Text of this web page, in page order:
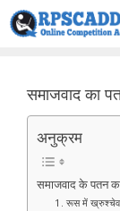
Skip
to
समाजवाद का
अनुक्रम
समाजवाद के पतन
1. रूस में